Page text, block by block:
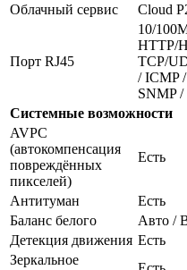
Облачный сервис
Cloud
Порт RJ45
10/
HTTP/
TCP/
/ ICMP
SNMP /
Системные возможности
AVPC
(автокомпенсация
повреждённых
пикселей)
Есть
Антитуман
Есть
Баланс белого
Авто /
Детекция движения Есть
Зеркальное